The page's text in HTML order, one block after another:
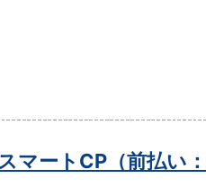
マートCP（前払い